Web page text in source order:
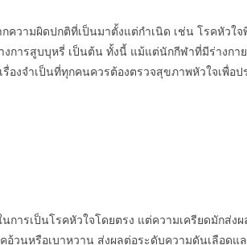
ความผิดปกติที่เป็นมาตั้งแต่กำเนิด เช่น โรคหัว
การสูบบุหรี่ เป็นต้น ทั้งนี้ แม้แต่นักกีฬาที่มีร่างก
องจำเป็นที่ทุกคนควรต้องตรวจสุขภาพหัวใจเพื่อ
การเป็นโรคหัวใจโดยตรง แต่ความเครียดมักส่
วนหรือเบาหวาน ส่งผลต่อระดับความดันเลือดแ